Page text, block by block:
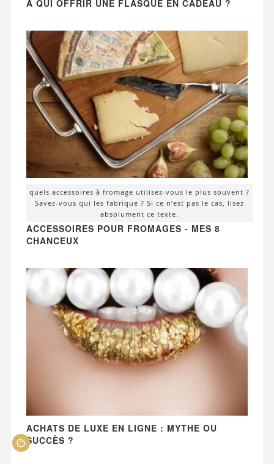
À QUI OFFRIR UNE FLASQUE EN CADEAU ?
quels accessoires à fromage utilisez-vous le plus souvent ?
Savez-vous qui les fabrique ? Si ce n’est pas le cas, lisez
absolument ce texte.
ACCESSOIRES POUR FROMAGES - MES 8
CHANCEUX
ACHATS DE LUXE EN LIGNE : MYTHE OU
SUCCÈS ?